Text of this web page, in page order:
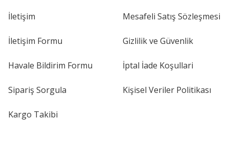
İletişim
İletişim Formu
Havale Bildirim Formu
Sipariş Sorgula
Kargo Takibi
Mesafeli Satış Sözleşmesi
Gizlilik ve Güvenlik
İptal İade Koşullari
Kişisel Veriler Politikası